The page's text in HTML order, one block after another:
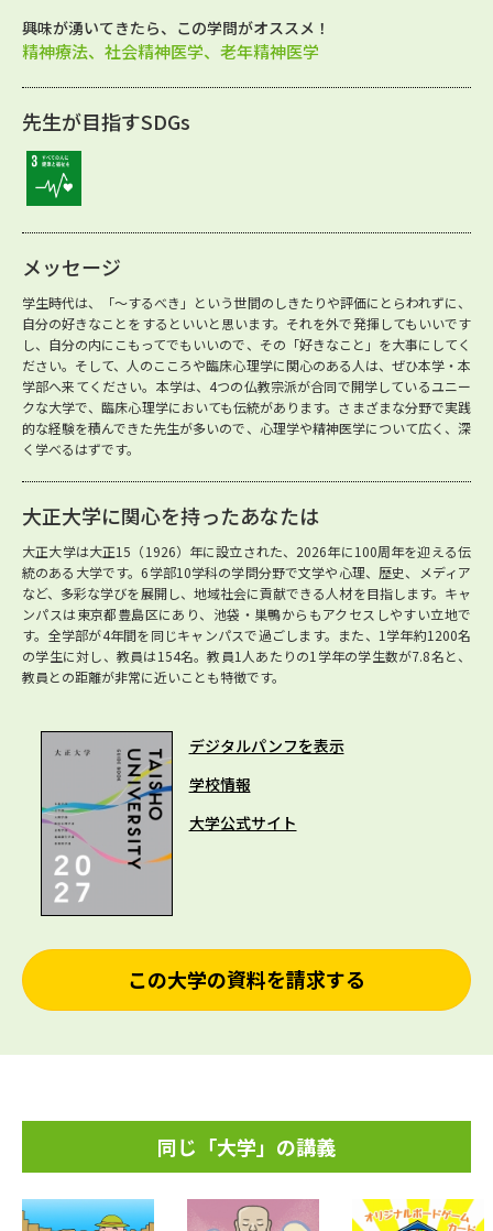
興味が湧いてきたら、この学問がオススメ！
精神療法、社会精神医学、老年精神医学
先生が目指すSDGs
メッセージ
学生時代は、「～するべき」という世間のしきたりや評価にとらわれずに、
自分の好きなことをするといいと思います。それを外で発揮してもいいです
し、自分の内にこもってでもいいので、その「好きなこと」を大事にしてく
ださい。そして、人のこころや臨床心理学に関心のある人は、ぜひ本学・本
学部へ来てください。本学は、4つの仏教宗派が合同で開学しているユニー
クな大学で、臨床心理学においても伝統があります。さまざまな分野で実践
的な経験を積んできた先生が多いので、心理学や精神医学について広く、深
く学べるはずです。
大正大学に関心を持ったあなたは
大正大学は大正15（1926）年に設立された、2026年に100周年を迎える伝
統のある大学です。6学部10学科の学問分野で文学や心理、歴史、メディア
など、多彩な学びを展開し、地域社会に貢献できる人材を目指します。キャ
ンパスは東京都豊島区にあり、池袋・巣鴨からもアクセスしやすい立地で
す。全学部が4年間を同じキャンパスで過ごします。また、1学年約1200名
の学生に対し、教員は154名。教員1人あたりの1学年の学生数が7.8名と、
教員との距離が非常に近いことも特徴です。
デジタルパンフを表示
学校情報
大学公式サイト
この大学の資料を請求する
同じ「大学」の講義